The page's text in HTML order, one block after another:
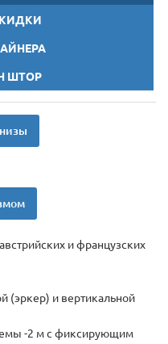
ШТОР
и французских
(эркер) и вертикальной
-2 м с фиксирующим